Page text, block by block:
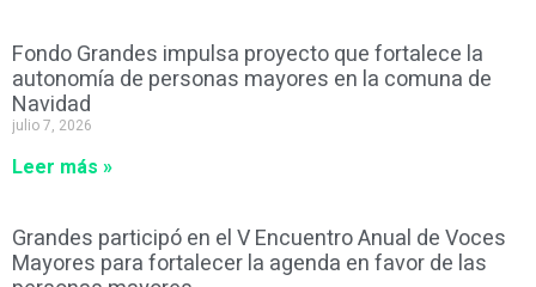
Fondo Grandes impulsa proyecto que fortalece la
autonomía de personas mayores en la comuna de
Navidad
julio 7, 2026
Leer más »
Grandes participó en el V Encuentro Anual de Voces
Mayores para fortalecer la agenda en favor de las